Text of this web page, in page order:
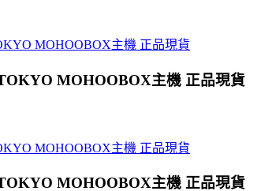
MOHOOBOX主機 正品現貨
MOHOOBOX主機 正品現貨